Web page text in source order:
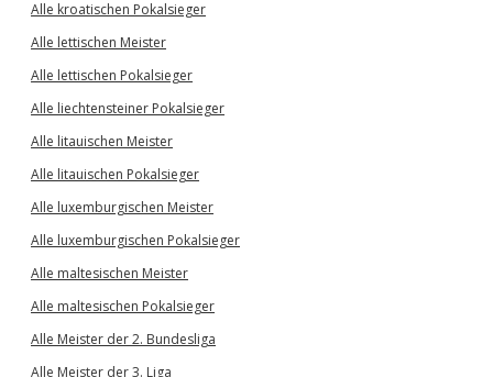
Alle kroatischen Pokalsieger
Alle lettischen Meister
Alle lettischen Pokalsieger
Alle liechtensteiner Pokalsieger
Alle litauischen Meister
Alle litauischen Pokalsieger
Alle luxemburgischen Meister
Alle luxemburgischen Pokalsieger
Alle maltesischen Meister
Alle maltesischen Pokalsieger
Alle Meister der 2. Bundesliga
Alle Meister der 3. Liga